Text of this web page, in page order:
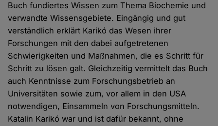
Buch fundiertes Wissen zum Thema Biochemie und
verwandte Wissensgebiete. Eingängig und gut
verständlich erklärt Karikó das Wesen ihrer
Forschungen mit den dabei aufgetretenen
Schwierigkeiten und Maßnahmen, die es Schritt für
Schritt zu lösen galt. Gleichzeitig vermittelt das Buch
auch Kenntnisse zum Forschungsbetrieb an
Universitäten sowie zum, vor allem in den USA
notwendigen, Einsammeln von Forschungsmitteln.
Katalin Karikó war und ist dafür bekannt, ohne